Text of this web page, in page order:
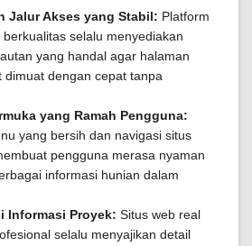
Jalur Akses yang Stabil: Platform
selalu menyediakan
yang handal agar halaman
dimuat dengan cepat tanpa
yang Ramah Pengguna:
yang bersih dan navigasi situs
pengguna merasa nyaman
informasi hunian dalam
Informasi Proyek: Situs web real
selalu menyajikan detail